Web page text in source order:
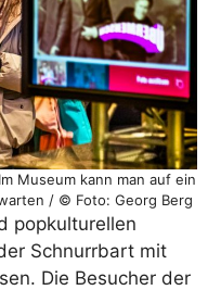
Museum kann man auf ein
/ © Foto: Georg Berg
popkulturellen
Schnurrbart mit
Die Besucher der